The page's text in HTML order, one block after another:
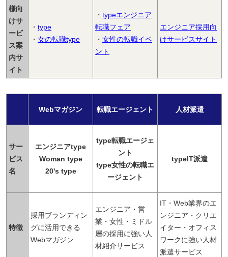
様向
けサ
ービ
ス案
内サ
イト
・ type
・ 女の転職type
・ typeエンジニア
転職フェア
・ 女性の転職イベ
ント
エンジニア採用向
けサービスサイト
Webマガジン 転職エージェント 人材派遣
サー
ビス
名
エンジニアtype
Woman type
20's type
type転職エージェ
ント
type女性の転職エ
ージェント
typeIT派遣
特徴
採用ブランディン
グに活用できる
Webマガジン
エンジニア・営
業・女性・ミドル
層の採用に強い人
材紹介サービス
IT・Web業界のエ
ンジニア・クリエ
イター・オフィス
ワークに強い人材
派遣サービス